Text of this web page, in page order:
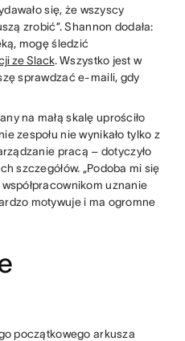
się, że wszyscy
zrobić”. Shannon dodała:
mogę śledzić
ze Slack. Wszystko jest w
sprawdzać e-maili, gdy
na małą skalę uprościło
zespołu nie wynikało tylko z
pracą – dotyczyło
szczegółów. „Podoba mi się
uznanie
motywuje i ma ogromne
początkowego arkusza